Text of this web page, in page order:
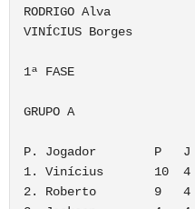
RODRIGO Alva
VINÍCIUS Borges
1ª FASE
GRUPO A
P. Jogador        P   J
1. Vinícius       10  4
2. Roberto        9